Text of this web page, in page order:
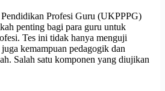
Profesi Guru (UKPPPG)
penting bagi para guru untuk
Tes ini tidak hanya menguji
kemampuan pedagogik dan
Salah satu komponen yang diujikan